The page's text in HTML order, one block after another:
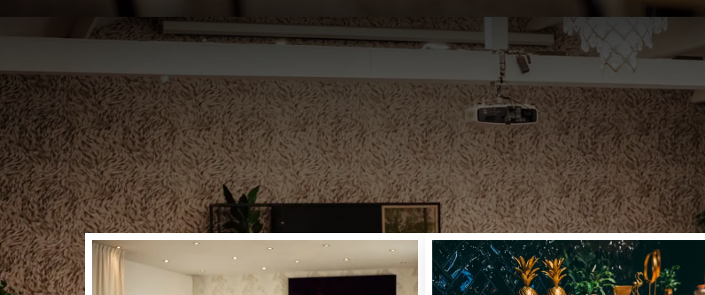
Réunion à
RÉUNIONS, ÉVÉNEMENTS, CONGRÈS
Très bien situé le long de la N70, entre Anvers et Saint-Nicolas, se
offre toutes les installations pour un événement réussi, quelle que
vous souhaitons la bienvenue!